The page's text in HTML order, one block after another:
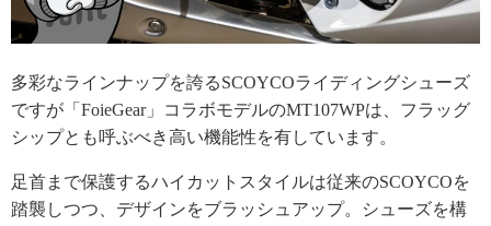
多彩なラインナップを誇るSCOYCOライディングシューズ
ですが「FoieGear」コラボモデルのMT107WPは、フラッグ
シップとも呼ぶべき高い機能性を有しています。
足首まで保護するハイカットスタイルは従来のSCOYCOを
踏襲しつつ、デザインをブラッシュアップ。シューズを構